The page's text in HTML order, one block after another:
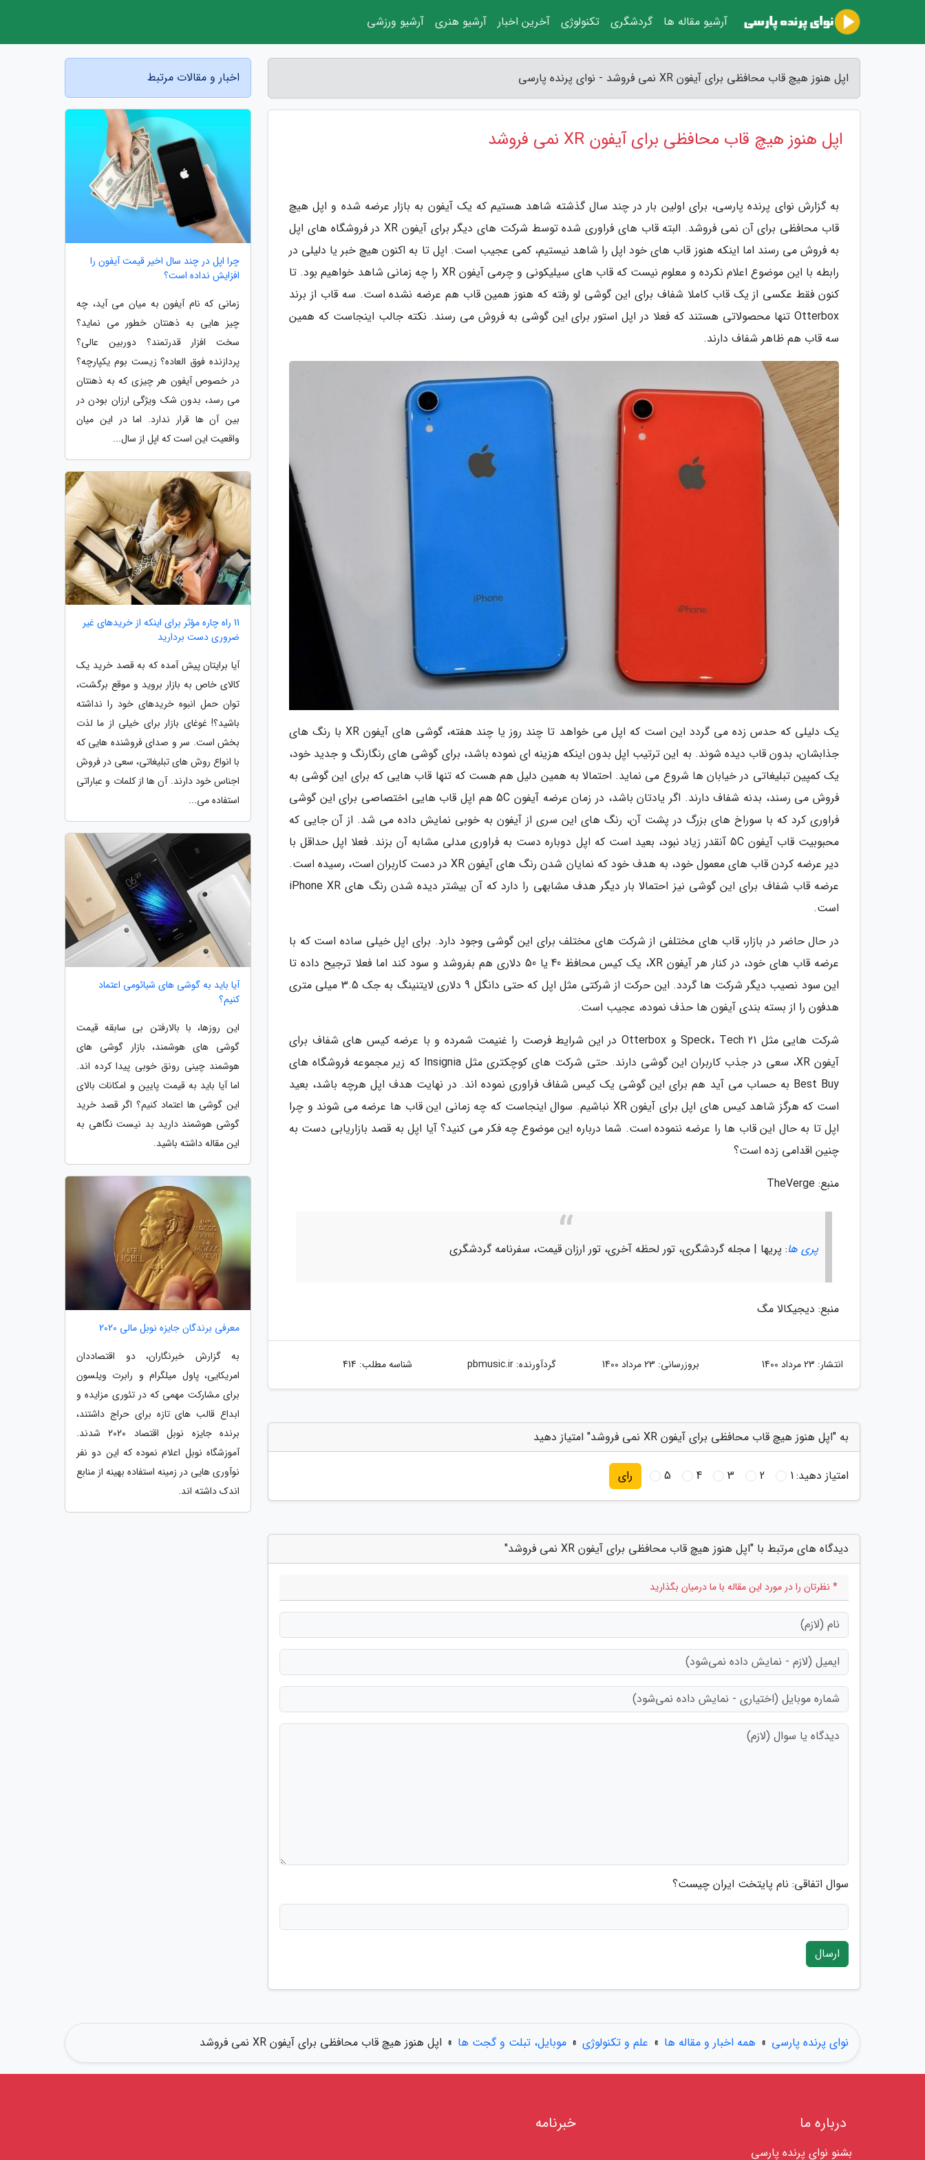
اپل هنوز هیچ قاب محافظی برای آیفون XR نمی فروشد - نوای پرنده پارسی
اپل هنوز هیچ قاب محافظی برای آیفون XR نمی فروشد
به گزارش نوای پرنده پارسی، برای اولین بار در چند سال گذشته شاهد هستیم که یک آیفون به بازار عرضه شده و اپل هیچ
قاب محافظی برای آن نمی فروشد. البته قاب های فراوری شده توسط شرکت های دیگر برای آیفون XR در فروشگاه های اپل
به فروش می رسند اما اینکه هنوز قاب های خود اپل را شاهد نیستیم، کمی عجیب است. اپل تا به اکنون هیچ خبر یا دلیلی در
رابطه با این موضوع اعلام نکرده و معلوم نیست که قاب های سیلیکونی و چرمی آیفون XR را چه زمانی شاهد خواهیم بود. تا
کنون فقط عکسی از یک قاب کاملا شفاف برای این گوشی لو رفته که هنوز همین قاب هم عرضه نشده است. سه قاب از برند
Otterbox تنها محصولاتی هستند که فعلا در اپل استور برای این گوشی به فروش می رسند. نکته جالب اینجاست که همین
سه قاب هم ظاهر شفاف دارند.
یک دلیلی که حدس زده می گردد این است که اپل می خواهد تا چند روز یا چند هفته، گوشی های آیفون XR با رنگ های
جذابشان، بدون قاب دیده شوند. به این ترتیب اپل بدون اینکه هزینه ای نموده باشد، برای گوشی های رنگارنگ و جدید خود،
یک کمپین تبلیغاتی در خیابان ها شروع می نماید. احتمالا به همین دلیل هم هست که تنها قاب هایی که برای این گوشی به
فروش می رسند، بدنه شفاف دارند. اگر یادتان باشد، در زمان عرضه آیفون 5C هم اپل قاب هایی اختصاصی برای این گوشی
فراوری کرد که با سوراخ های بزرگ در پشت آن، رنگ های این سری از آیفون به خوبی نمایش داده می شد. از آن جایی که
محبوبیت قاب آیفون 5C آنقدر زیاد نبود، بعید است که اپل دوباره دست به فراوری مدلی مشابه آن بزند. فعلا اپل حداقل با
دیر عرضه کردن قاب های معمول خود، به هدف خود که نمایان شدن رنگ های آیفون XR در دست کاربران است، رسیده است.
عرضه قاب شفاف برای این گوشی نیز احتمالا بار دیگر هدف مشابهی را دارد که آن بیشتر دیده شدن رنگ های iPhone XR
است.
در حال حاضر در بازار، قاب های مختلفی از شرکت های مختلف برای این گوشی وجود دارد. برای اپل خیلی ساده است که با
عرضه قاب های خود، در کنار هر آیفون XR، یک کیس محافظ 40 یا 50 دلاری هم بفروشد و سود کند اما فعلا ترجیح داده تا
این سود نصیب دیگر شرکت ها گردد. این حرکت از شرکتی مثل اپل که حتی دانگل 9 دلاری لایتنینگ به جک 3.5 میلی متری
هدفون را از بسته بندی آیفون ها حذف نموده، عجیب است.
شرکت هایی مثل Speck، Tech 21 و Otterbox در این شرایط فرصت را غنیمت شمرده و با عرضه کیس های شفاف برای
آیفون XR، سعی در جذب کاربران این گوشی دارند. حتی شرکت های کوچکتری مثل Insignia که زیر مجموعه فروشگاه های
Best Buy به حساب می آید هم برای این گوشی یک کیس شفاف فراوری نموده اند. در نهایت هدف اپل هرچه باشد، بعید
است که هرگز شاهد کیس های اپل برای آیفون XR نباشیم. سوال اینجاست که چه زمانی این قاب ها عرضه می شوند و چرا
اپل تا به حال این قاب ها را عرضه ننموده است. شما درباره این موضوع چه فکر می کنید؟ آیا اپل به قصد بازاریابی دست به
چنین اقدامی زده است؟
منبع: TheVerge
پری ها: پریها | مجله گردشگری، تور لحظه آخری، تور ارزان قیمت، سفرنامه گردشگری
منبع: دیجیکالا مگ
انتشار: 23 مرداد 1400 بروزرسانی: 23 مرداد 1400 گردآورنده:pbmusic.ir شناسه مطلب: 414
به "اپل هنوز هیچ قاب محافظی برای آیفون XR نمی فروشد" امتیاز دهید
امتیاز دهید:1
2
3
4
5 رای
دیدگاه های مرتبط با "اپل هنوز هیچ قاب محافظی برای آیفون XR نمی فروشد"
* نظرتان را در مورد این مقاله با ما درمیان بگذارید
سوال اتفاقی: نام پایتخت ایران چیست؟
ارسال
اخبار و مقالات مرتبط
چرا اپل در چند سال اخیر قیمت آیفون را
افزایش نداده است؟
زمانی که نام آیفون به میان می آید، چه
چیز هایی به ذهنتان خطور می نماید؟
سخت افزار قدرتمند؟ دوربین عالی؟
پردازنده فوق العاده؟ زیست بوم یکپارچه؟
در خصوص آیفون هر چیزی که به ذهنتان
می رسد، بدون شک ویژگی ارزان بودن در
بین آن ها قرار ندارد. اما در این میان
واقعیت این است که اپل از سال...
11 راه چاره مؤثر برای اینکه از خریدهای غیر
ضروری دست بردارید
آیا برایتان پیش آمده که به قصد خرید یک
کالای خاص به بازار بروید و موقع برگشت،
توان حمل انبوه خریدهای خود را نداشته
باشید؟! غوغای بازار برای خیلی از ما لذت
بخش است. سر و صدای فروشنده هایی که
با انواع روش های تبلیغاتی، سعی در فروش
اجناس خود دارند. آن ها از کلمات و عباراتی
استفاده می...
آیا باید به گوشی های شیائومی اعتماد
کنیم؟
این روزها، با بالارفتن بی سابقه قیمت
گوشی های هوشمند، بازار گوشی های
هوشمند چینی رونق خوبی پیدا کرده اند.
اما آیا باید به قیمت پایین و امکانات بالای
این گوشی ها اعتماد کنیم؟ اگر قصد خرید
گوشی هوشمند دارید بد نیست نگاهی به
این مقاله داشته باشید.
معرفی برندگان جایزه نوبل مالی 2020
به گزارش خبرنگاران، دو اقتصاددان
امریکایی، پاول میلگرام و رابرت ویلسون
برای مشارکت مهمی که در تئوری مزایده و
ابداع قالب های تازه برای حراج داشتند،
برنده جایزه نوبل اقتصاد 2020 شدند.
آموزشگاه نوبل اعلام نموده که این دو نفر
نوآوری هایی در زمینه استفاده بهینه از منابع
اندک داشته اند.
نوای پرنده پارسی » همه اخبار و مقاله ها » علم و تکنولوژی » موبایل، تبلت و گجت ها » اپل هنوز هیچ قاب محافظی برای آیفون XR نمی فروشد
آرشیو مقاله ها گردشگری تکنولوژی آخرین اخبار آرشیو هنری آرشیو ورزشی
درباره ما
بشنو نوای پرنده پارسی
خبرنامه